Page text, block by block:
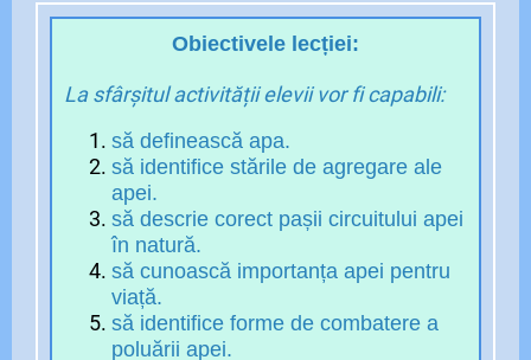
Obiectivele lecției:
La sfârșitul activității elevii vor fi capabili:
să definească apa.
să identifice stările de agregare ale
apei.
să descrie corect pașii circuitului apei
în natură.
să cunoască importanța apei pentru
viață.
să identifice forme de combatere a
poluării apei.